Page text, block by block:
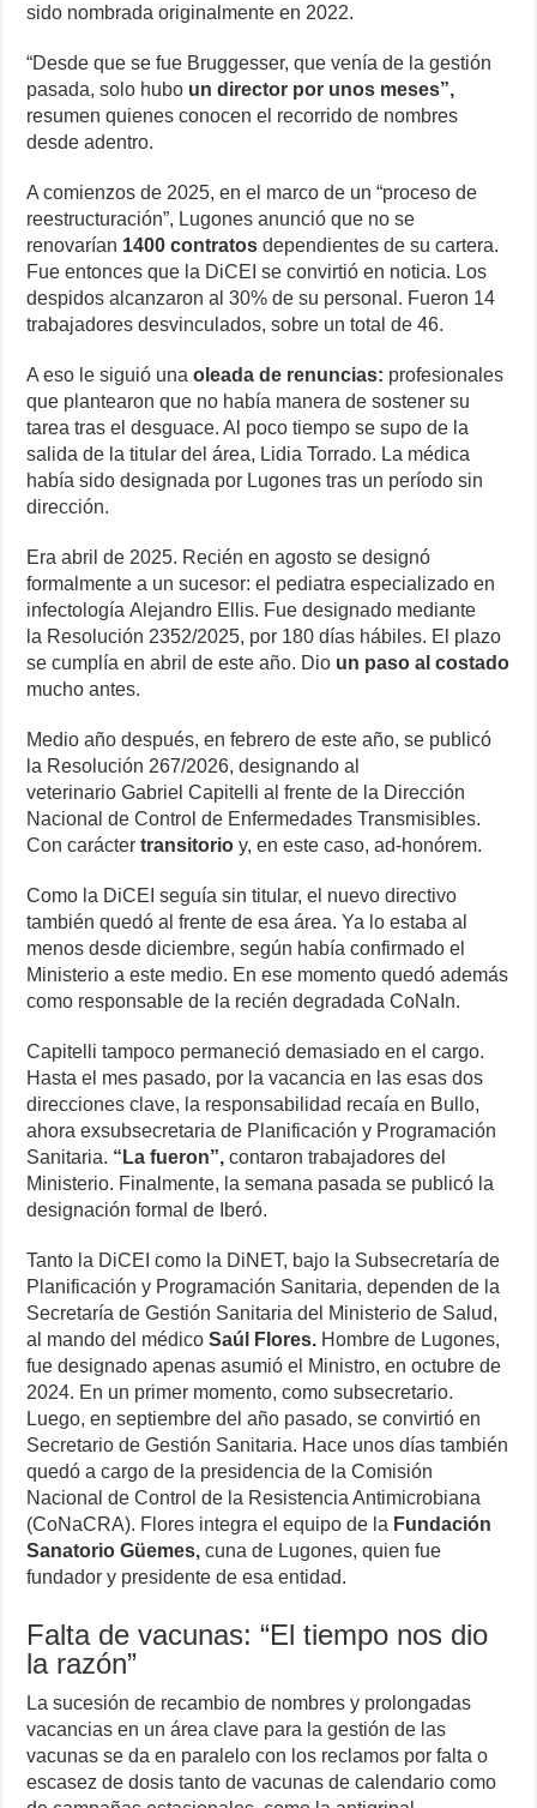
sido nombrada originalmente en 2022.
“Desde que se fue Bruggesser, que venía de la gestión
pasada, solo hubo un director por unos meses”,
resumen quienes conocen el recorrido de nombres
desde adentro.
A comienzos de 2025, en el marco de un “proceso de
reestructuración”, Lugones anunció que no se
renovarían 1400 contratos dependientes de su cartera.
Fue entonces que la DiCEI se convirtió en noticia. Los
despidos alcanzaron al 30% de su personal. Fueron 14
trabajadores desvinculados, sobre un total de 46.
A eso le siguió unaoleada de renuncias: profesionales
que plantearon que no había manera de sostener su
tarea tras el desguace. Al poco tiempo se supo de la
salida de la titular del área, Lidia Torrado. La médica
había sido designada por Lugones tras un período sin
dirección.
Era abril de 2025. Recién en agosto se designó
formalmente a un sucesor: el pediatra especializado en
infectología Alejandro Ellis. Fue designado mediante
la Resolución 2352/2025, por 180 días hábiles. El plazo
se cumplía en abril de este año. Dio un paso al costado
mucho antes.
Medio año después, en febrero de este año, se publicó
la Resolución 267/2026, designando al
veterinario Gabriel Capitelli al frente de la Dirección
Nacional de Control de Enfermedades Transmisibles.
Con caráctertransitorio y, en este caso, ad-honórem.
Como la DiCEI seguía sin titular, el nuevo directivo
también quedó al frente de esa área. Ya lo estaba al
menos desde diciembre, según había confirmado el
Ministerio a este medio. En ese momento quedó además
como responsable de la recién degradada CoNaIn.
Capitelli tampoco permaneció demasiado en el cargo.
Hasta el mes pasado, por la vacancia en las esas dos
direcciones clave, la responsabilidad recaía en Bullo,
ahora exsubsecretaria de Planificación y Programación
Sanitaria. “La fueron”, contaron trabajadores del
Ministerio. Finalmente, la semana pasada se publicó la
designación formal de Iberó.
Tanto la DiCEI como la DiNET, bajo la Subsecretaría de
Planificación y Programación Sanitaria, dependen de la
Secretaría de Gestión Sanitaria del Ministerio de Salud,
al mando del médicoSaúl Flores. Hombre de Lugones,
fue designado apenas asumió el Ministro, en octubre de
2024. En un primer momento, como subsecretario.
Luego, en septiembre del año pasado, se convirtió en
Secretario de Gestión Sanitaria. Hace unos días también
quedó a cargo de la presidencia de la Comisión
Nacional de Control de la Resistencia Antimicrobiana
(CoNaCRA). Flores integra el equipo de la Fundación
Sanatorio Güemes, cuna de Lugones, quien fue
fundador y presidente de esa entidad.
Falta de vacunas: “El tiempo nos dio
la razón”
La sucesión de recambio de nombres y prolongadas
vacancias en un área clave para la gestión de las
vacunas se da en paralelo con los reclamos por falta o
escasez de dosis tanto de vacunas de calendario como